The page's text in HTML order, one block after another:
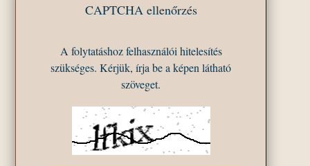
CAPTCHA ellenőrzés
A folytatáshoz felhasználói hitelesítés
szükséges. Kérjük, írja be a képen látható
szöveget.